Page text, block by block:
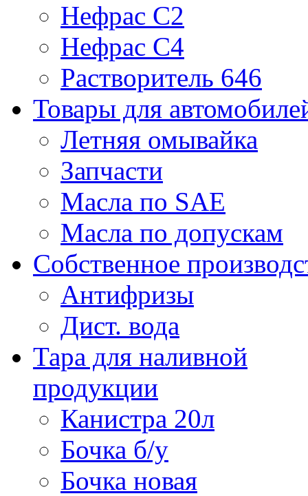
Нефрас С2
Нефрас С4
Растворитель 646
Товары для
Летняя омывайка
Запчасти
Масла по SAE
Масла по допускам
Собственное
Антифризы
Дист. вода
Тара для наливной
продукции
Канистра 20л
Бочка б/у
Бочка новая